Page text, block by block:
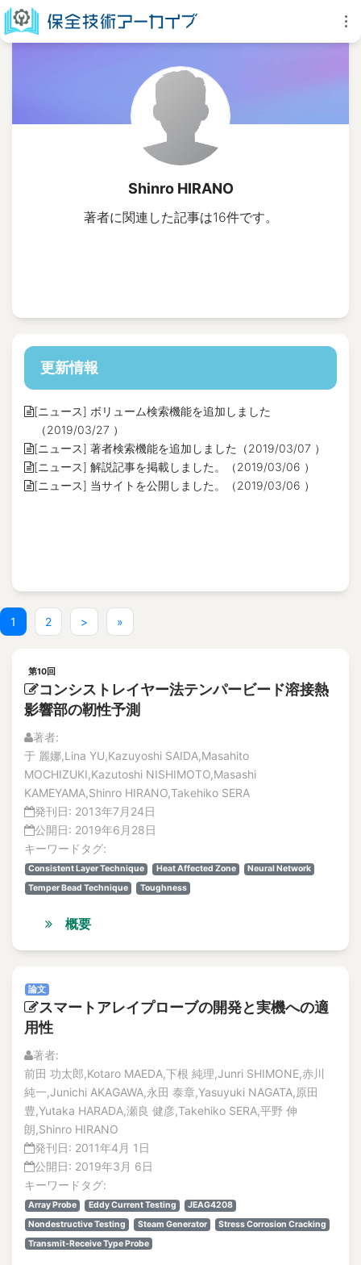
Shinro HIRANO
著者に関連した記事は16件です。
更新情報
[ニュース] ボリューム検索機能を追加しました
（2019/03/27 ）
[ニュース] 著者検索機能を追加しました（2019/03/07 ）
[ニュース] 解説記事を掲載しました。（2019/03/06 ）
[ニュース] 当サイトを公開しました。（2019/03/06 ）
1 (current)
2 > »
第10回
コンシストレイヤー法テンパービード溶接熱
影響部の靭性予測
著者:
于 麗娜,Lina YU,Kazuyoshi SAIDA,Masahito
MOCHIZUKI,Kazutoshi NISHIMOTO,Masashi
KAMEYAMA,Shinro HIRANO,Takehiko SERA
発刊日: 2013年7月24日
公開日: 2019年6月28日
キーワードタグ:
Consistent Layer Technique Heat Affected Zone
Neural Network
Temper Bead Technique
Toughness
概要
論文
スマートアレイプローブの開発と実機への適
用性
著者:
前田 功太郎,Kotaro MAEDA,下根 純理,Junri SHIMONE,赤川
純一,Junichi AKAGAWA,永田 泰章,Yasuyuki NAGATA,原田
豊,Yutaka HARADA,瀬良 健彦,Takehiko SERA,平野 伸
朗,Shinro HIRANO
発刊日: 2011年4月 1日
公開日: 2019年3月 6日
キーワードタグ:
Array Probe Eddy Current Testing
JEAG4208
Nondestructive Testing
Steam Generator
Stress Corrosion Cracking
Transmit-Receive Type Probe